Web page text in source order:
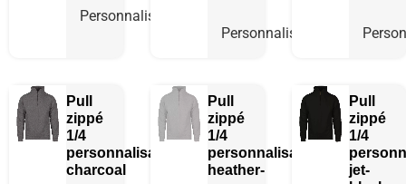
Personnaliser
Personnaliser
Pull
zippé
1/4
personnalisable
charcoal
Pull
zippé
1/4
personnalisable
heather-
Pull
zippé
1/4
jet-